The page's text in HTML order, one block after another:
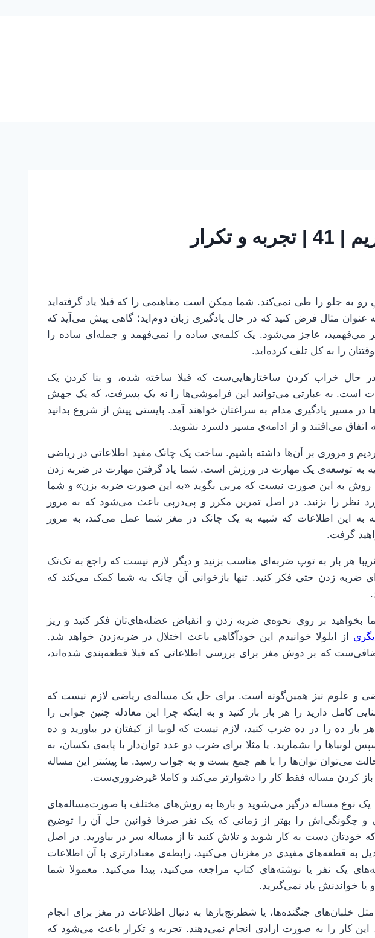
تکرار
به جلو را طی نمی‌کند. شما ممکن است مفاهیمی را که قبلا یاد گرفته‌اید
عنوان مثال فرض کنید که در حال یادگیری زبان دوم‌اید؛ گاهی پیش می‌آید که
می‌فهمید، عاجز می‌شود. یک کلمه‌ی ساده را نمی‌فهمد و جمله‌ای ساده را
را به کل تلف کرده‌اید.
حال خراب کردن ساختارهایی‌ست که قبلا ساخته شده، و بنا کردن یک
است. به عبارتی می‌توانید این فراموشی‌ها را نه یک پسرفت، که یک جهش
در مسیر یادگیری مدام به سراغتان خواهند آمد. بایستی پیش از شروع بدانید
اتفاق می‌افتند و از ادامه‌ی مسیر دلسرد نشوید.
و مروری بر آن‌ها داشته باشیم. ساخت یک چانک مفید اطلاعاتی در ریاضی
به توسعه‌ی یک مهارت در ورزش است. شما یاد گرفتن مهارت در ضربه زدن
روش به این صورت نیست که مربی بگوید «به این صورت ضربه بزن» و شما
نظر را بزنید. در اصل تمرین مکرر و پی‌درپی باعث می‌شود که به مرور
به این اطلاعات که شبیه به یک چانک در مغز شما عمل می‌کند، به مرور
گرفت.
هر بار به توپ ضربه‌ای مناسب بزنید و دیگر لازم نیست که راجع به تک‌تک
ضربه زدن حتی فکر کنید. تنها بازخوانی آن چانک به شما کمک می‌کند که
بر روی نحوه‌ی ضربه زدن و انقباض عضله‌های‌تان فکر کنید و ریز
از ایلولا خوانیدم این خودآگاهی باعث اختلال در ضربه‌زدن خواهد شد.
که بر دوش مغز برای بررسی اطلاعاتی که قبلا قطعه‌بندی شده‌اند،
و علوم نیز همین‌گونه است. برای حل یک مساله‌ی ریاضی لازم نیست که
کامل دارید را هر بار باز کنید و به اینکه چرا این معادله چنین جوابی را
بار ده را در ده ضرب کنید، لازم نیست که لوبیا از کیفتان در بیاورید و ده
لوبیاها را بشمارید. یا مثلا برای ضرب دو عدد توان‌دار با پایه‌ی یکسان، به
حالت می‌توان توان‌ها را با هم جمع بست و به جواب رسید. ما پیشتر این مساله
باز کردن مساله فقط کار را دشوارتر می‌کند و کاملا غیرضروری‌ست.
یک نوع مساله درگیر می‌شوید و بارها به روش‌های مختلف با صورت‌مساله‌های
و چگونگی‌اش را بهتر از زمانی که یک نفر صرفا قوانین حل آن را توضیح
خودتان دست به کار شوید و تلاش کنید تا از مساله سر در بیاورید. در اصل
به قطعه‌های مفیدی در مغزتان می‌کنید، رابطه‌ی معنادارتری با آن اطلاعات
یک نفر یا نوشته‌های کتاب مراجعه می‌کنید، پیدا می‌کنید. معمولا شما
یا خواندنش یاد نمی‌گیرید.
خلبان‌های جنگنده‌ها، یا شطرنج‌بازها به دنبال اطلاعات در مغز برای انجام
این کار را به صورت ارادی انجام نمی‌دهند. تجربه و تکرار باعث می‌شود که